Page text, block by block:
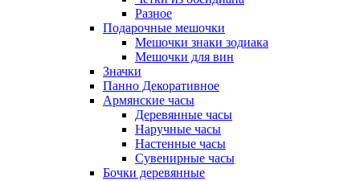
Разное
Подарочные мешочки
Мешочки знаки зодиака
Мешочки для вин
Значки
Панно Декоративное
Армянские часы
Деревянные часы
Наручные часы
Настенные часы
Сувенирные часы
Бочки деревянные